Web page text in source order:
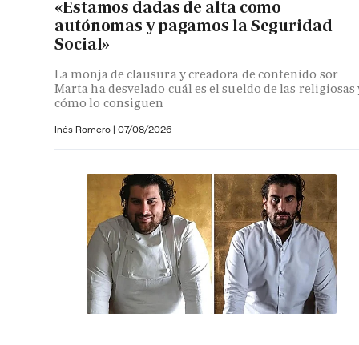
«Estamos dadas de alta como
autónomas y pagamos la Seguridad
Social»
La monja de clausura y creadora de contenido sor
Marta ha desvelado cuál es el sueldo de las religiosas
cómo lo consiguen
Inés Romero | 07/08/2026